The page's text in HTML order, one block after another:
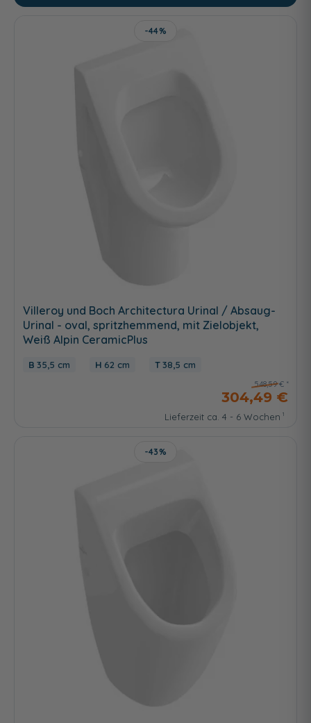
-44%
Villeroy und Boch Architectura Urinal / Absaug-
Urinal - oval, spritzhemmend, mit Zielobjekt,
Weiß Alpin CeramicPlus
35,5 cm 62 cm 38,5 cm
548,59 €
304,49 €
Lieferzeit ca. 4 - 6 Wochen
-43%